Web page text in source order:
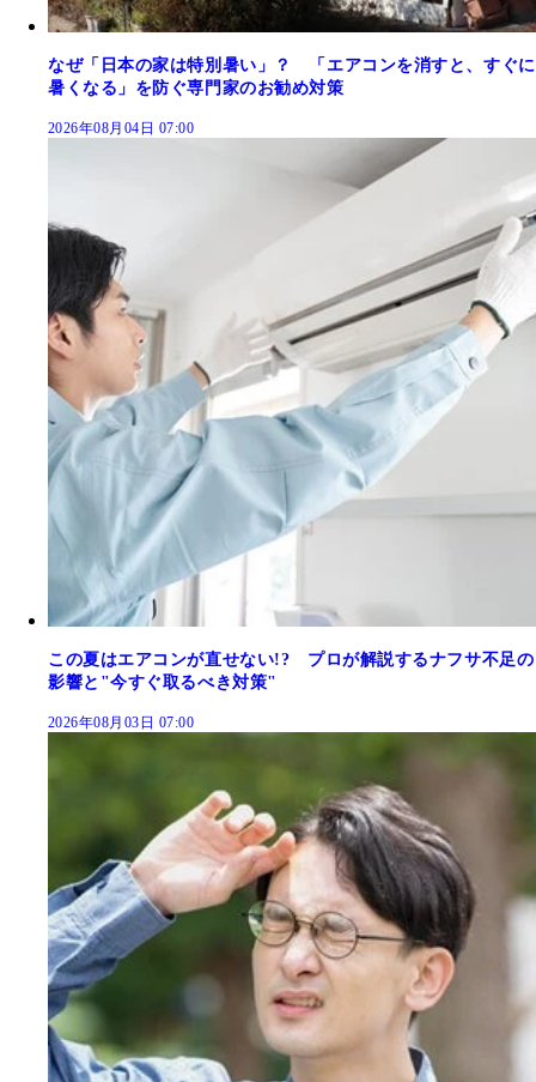
なぜ「日本の家は特別暑い」？ 「エアコンを消すと、すぐに
暑くなる」を防ぐ専門家のお勧め対策
2026年08月04日 07:00
この夏はエアコンが直せない!? プロが解説するナフサ不足の
影響と"今すぐ取るべき対策"
2026年08月03日 07:00